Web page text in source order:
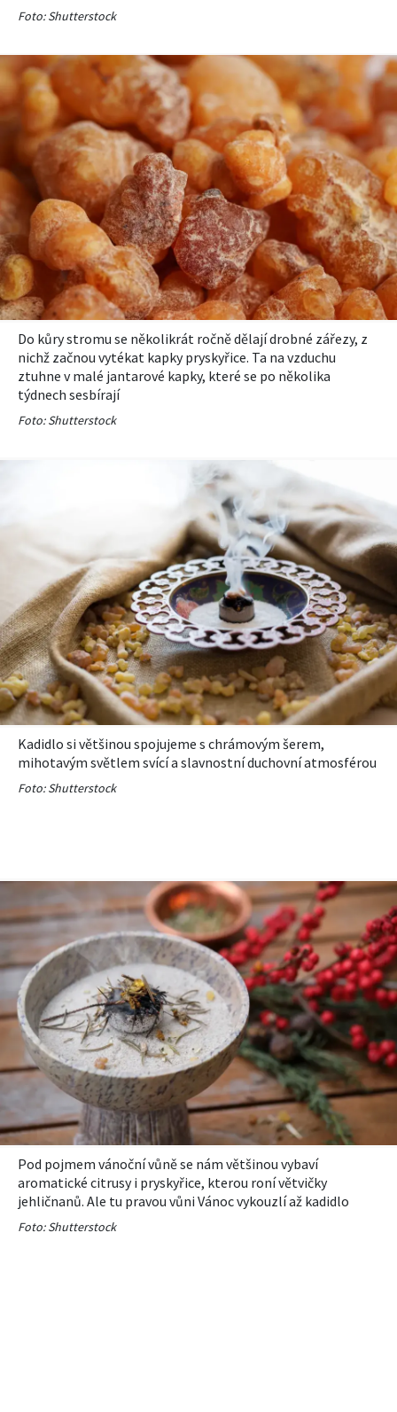
Foto: Shutterstock
Do kůry stromu se několikrát ročně dělají drobné zářezy, z
nichž začnou vytékat kapky pryskyřice. Ta na vzduchu
ztuhne v malé jantarové kapky, které se po několika
týdnech sesbírají
Foto: Shutterstock
Kadidlo si většinou spojujeme s chrámovým šerem,
mihotavým světlem svící a slavnostní duchovní atmosférou
Foto: Shutterstock
Pod pojmem vánoční vůně se nám většinou vybaví
aromatické citrusy i pryskyřice, kterou roní větvičky
jehličnanů. Ale tu pravou vůni Vánoc vykouzlí až kadidlo
Foto: Shutterstock